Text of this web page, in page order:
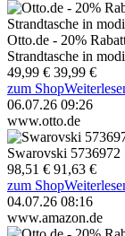
Otto.de - 20%
Strandtasche in
49,99 € 39,99 €
zum Shop
06.07.26 09:26
www.otto.de
Swarovski
98,51 € 91,63 €
zum Shop
04.07.26 08:16
www.amazon.de